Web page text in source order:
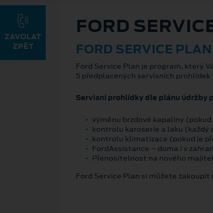
FORD
FORD SERVICE PLAN
Ford Service Plan je program, který
5 předplacených servisních
Servisní prohlídky dle plánu údržby
výměnu brzdové kapaliny
kontrolu karoserie a laku
kontrolu klimatizace (pokud je
FordAssistance – doma i v
Přenositelnost na nového
Ford Service Plan si můžete